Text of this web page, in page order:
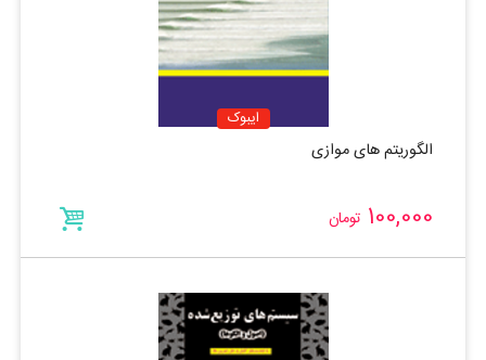
ایبوک
الگوریتم های موازی
100,000 تومان